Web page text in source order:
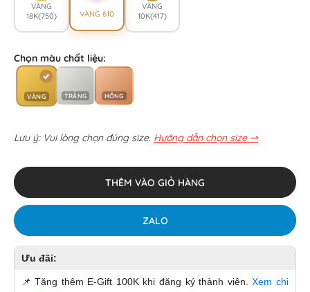
VÀNG
18K(750)
VÀNG 610
VÀNG
10K(417)
Chọn màu chất liệu:
VÀNG TRẮNG HỒNG
Lưu ý: Vui lòng chọn đúng size. Hướng dẫn chọn size ⇀
THÊM VÀO GIỎ HÀNG
ZALO
Ưu đãi:
📌 Tặng thêm E-Gift 100K khi đăng ký thành viên.Xem chi